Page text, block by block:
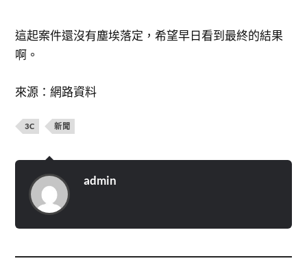
這起案件還沒有塵埃落定，希望早日看到最終的結果
啊。
來源：網路資料
3C 新聞
admin